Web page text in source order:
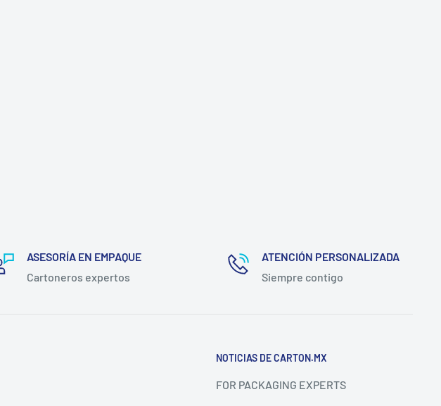
ASESORÍA EN EMPAQUE
Cartoneros expertos
ATENCIÓN PERSONALIZADA
Siempre contigo
NOTICIAS DE CARTON.MX
FOR PACKAGING EXPERTS